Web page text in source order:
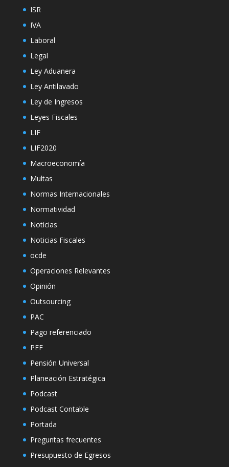
ISR
IVA
Laboral
Legal
Ley Aduanera
Ley Antilavado
Ley de Ingresos
Leyes Fiscales
LIF
LIF2020
Macroeconomía
Multas
Normas Internacionales
Normatividad
Noticias
Noticias Fiscales
ocde
Operaciones Relevantes
Opinión
Outsourcing
PAC
Pago referenciado
PEF
Pensión Universal
Planeación Estratégica
Podcast
Podcast Contable
Portada
Preguntas frecuentes
Presupuesto de Egresos